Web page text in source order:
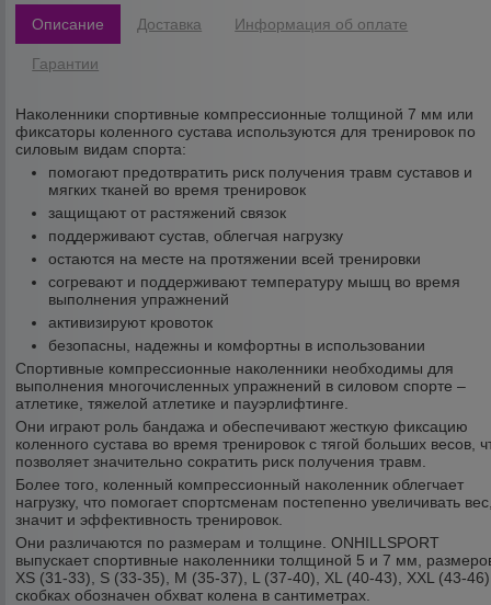
Описание Доставка Информация об оплате
Гарантии
Наколенники спортивные компрессионные толщиной 7 мм или
фиксаторы коленного сустава используются для тренировок по
силовым видам спорта:
помогают предотвратить риск получения травм суставов и
мягких тканей во время тренировок
защищают от растяжений связок
поддерживают сустав, облегчая нагрузку
остаются на месте на протяжении всей тренировки
согревают и поддерживают температуру мышц во время
выполнения упражнений
активизируют кровоток
безопасны, надежны и комфортны в использовании
Спортивные компрессионные наколенники необходимы для
выполнения многочисленных упражнений в силовом спорте –
атлетике, тяжелой атлетике и пауэрлифтинге.
Они играют роль бандажа и обеспечивают жесткую фиксацию
коленного сустава во время тренировок с тягой больших весов,
позволяет значительно сократить риск получения травм.
Более того, коленный компрессионный наколенник облегчает
нагрузку, что помогает спортсменам постепенно увеличивать
значит и эффективность тренировок.
Они различаются по размерам и толщине. ONHILLSPORT
выпускает спортивные наколенники толщиной 5 и 7 мм,
XS (31-33), S (33-35), M (35-37), L (37-40), XL (40-43), XXL (43-
скобках обозначен обхват колена в сантиметрах.